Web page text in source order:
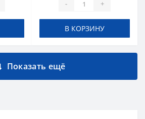
- +
В КОРЗИНУ
Показать ещё